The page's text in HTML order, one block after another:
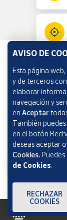
Correos
AVISO DE
Esta página
y de terceros
elaborar
navegación y
en Aceptar
También
en el botón
deseas aceptar
Cookies.
de Cookies.
RECHAZAR
COOKIES